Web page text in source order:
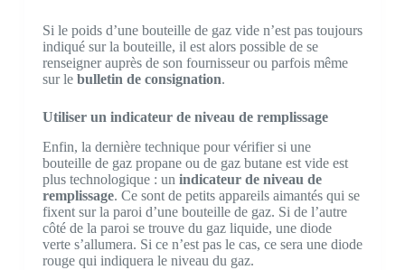
Si le poids d’une bouteille de gaz vide n’est pas toujours
indiqué sur la bouteille, il est alors possible de se
renseigner auprès de son fournisseur ou parfois même
sur le bulletin de consignation.
Utiliser un indicateur de niveau de remplissage
Enfin, la dernière technique pour vérifier si une
bouteille de gaz propane ou de gaz butane est vide est
plus technologique : un indicateur de niveau de
remplissage. Ce sont de petits appareils aimantés qui se
fixent sur la paroi d’une bouteille de gaz. Si de l’autre
côté de la paroi se trouve du gaz liquide, une diode
verte s’allumera. Si ce n’est pas le cas, ce sera une diode
rouge qui indiquera le niveau du gaz.